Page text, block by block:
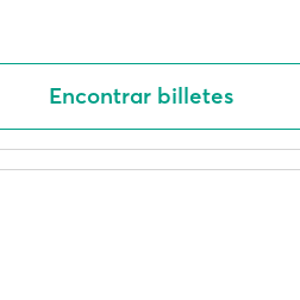
Encontrar billetes